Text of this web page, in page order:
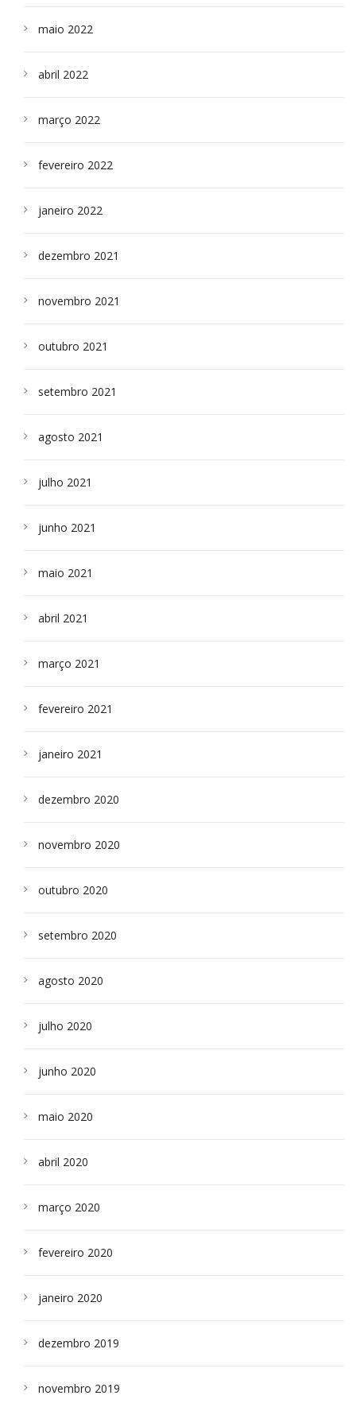
maio 2022
abril 2022
março 2022
fevereiro 2022
janeiro 2022
dezembro 2021
novembro 2021
outubro 2021
setembro 2021
agosto 2021
julho 2021
junho 2021
maio 2021
abril 2021
março 2021
fevereiro 2021
janeiro 2021
dezembro 2020
novembro 2020
outubro 2020
setembro 2020
agosto 2020
julho 2020
junho 2020
maio 2020
abril 2020
março 2020
fevereiro 2020
janeiro 2020
dezembro 2019
novembro 2019